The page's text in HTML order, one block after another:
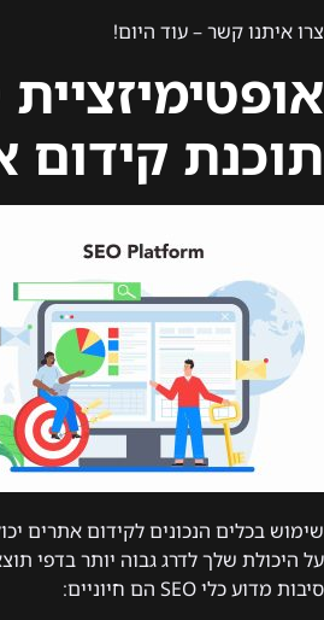
צרו איתנו קשר – עוד היום!
תוכנת קידום
שימוש בכלים הנכונים לקידום אתרים
על היכולת שלך לדרג גבוה יותר בדפי
סיבות מדוע כלי SEO הם חיוניים: